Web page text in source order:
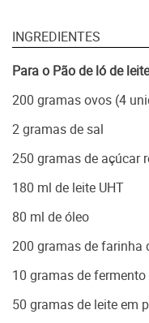
INGREDIENTES
Para o Pão de ló de
200 gramas ovos (4
2 gramas de sal
250 gramas de açúcar
180 ml de leite UHT
80 ml de óleo
200 gramas de farinha
10 gramas de
50 gramas de leite em